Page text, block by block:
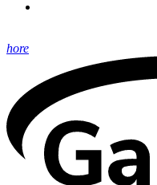
hore